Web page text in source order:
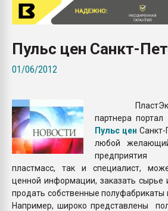
Пульс цен Санкт-
01/06/2012
партнера портал
Пульс цен Санкт-
любой
пластмасс, так и специалист,
ценной информации, заказать сырье
продать собственные полуфабрикаты
Например, широко представлены